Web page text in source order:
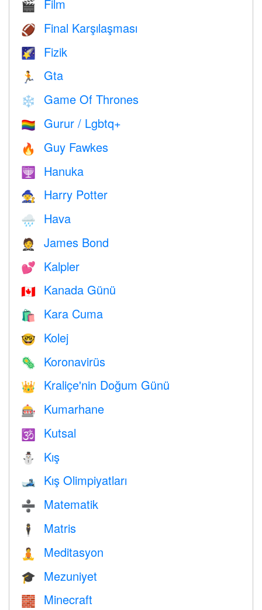
🎬 Film
🏈 Final Karşılaşması
🌠 Fizik
🏃 Gta
❄️ Game Of Thrones
🏳️‍🌈 Gurur / Lgbtq+
🔥 Guy Fawkes
🕎 Hanuka
🧙 Harry Potter
🌧 Hava
🤵 James Bond
💕 Kalpler
🇨🇦 Kanada Günü
🛍 Kara Cuma
🤓 Kolej
🦠 Koronavirüs
👑 Kraliçe'nin Doğum Günü
🎰 Kumarhane
🕉 Kutsal
⛄ Kış
🎿 Kış Olimpiyatları
➗ Matematik
🕴️ Matris
🧘 Meditasyon
🎓 Mezuniyet
🧱 Minecraft